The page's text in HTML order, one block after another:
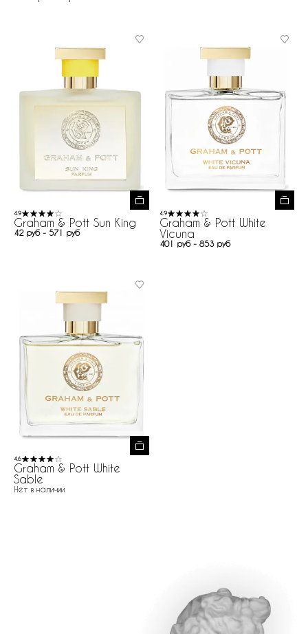
4.9
Graham & Pott Sun King
42 руб - 571 руб
4.9
Graham & Pott White
Vicuna
401 руб - 853 руб
4.6
Graham & Pott White
Sable
Нет в наличии